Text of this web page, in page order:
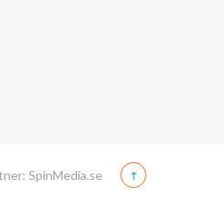
SpinMedia.se